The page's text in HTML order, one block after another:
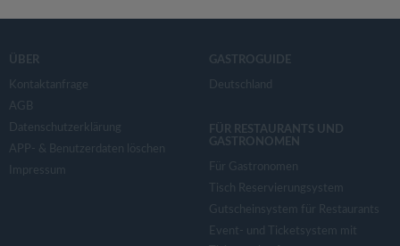
ÜBER
Kontaktanfrage
AGB
Datenschutzerklärung
APP- & Benutzerdaten löschen
Impressum
GASTROGUIDE
Deutschland
FÜR RESTAURANTS UND
GASTRONOMEN
Für Gastronomen
Tisch Reservierungsystem
Gutscheinsystem für Restaurants
Event- und Ticketsystem mit